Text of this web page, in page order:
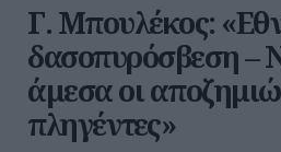
Γ. Μπουλέκος:
δασοπυρόσβεση –
άμεσα οι
πληγέντες»